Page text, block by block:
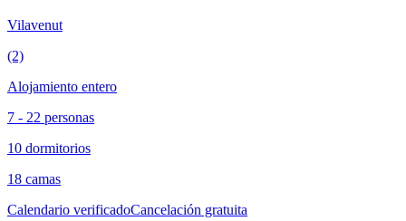
Vilavenut
(2)
Alojamiento entero
7 - 22 personas
10 dormitorios
18 camas
Calendario verificadoCancelación gratuita